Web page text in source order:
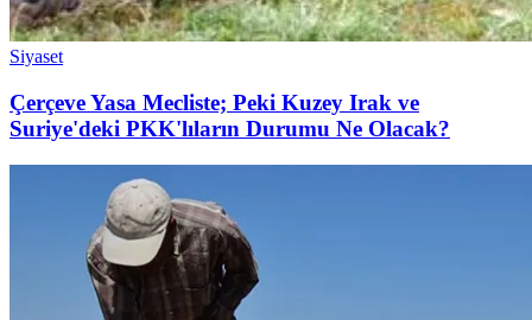
Siyaset
Çerçeve Yasa Mecliste; Peki Kuzey Irak ve
Suriye'deki PKK'lıların Durumu Ne Olacak?